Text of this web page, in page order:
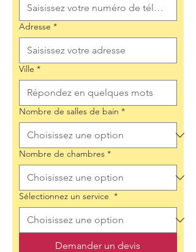
Adresse *
Ville *
Nombre de salles de bain *
Nombre de chambres *
Sélectionnez un service *
Demander un devis